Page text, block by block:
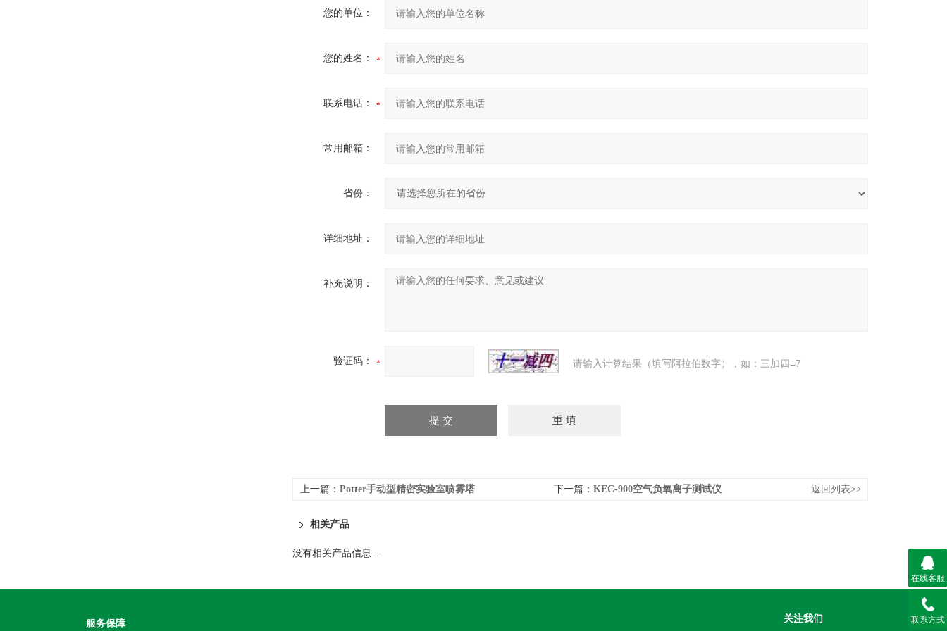
您的单位：
您的姓名：
联系电话：
常用邮箱：
省份：
详细地址：
补充说明：
验证码： 请输入计算结果（填写阿拉伯数字），如：三加四=7
上一篇： Potter手动型精密实验室喷雾塔 下一篇： KEC-900空气负氧离子测试仪 返回列表>>
相关产品
没有相关产品信息...
服务保障 关注我们
在线客服
联系方式